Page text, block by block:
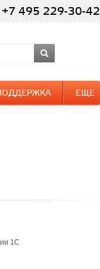
+7 495 229-30-42
ЕЩЕ
1С